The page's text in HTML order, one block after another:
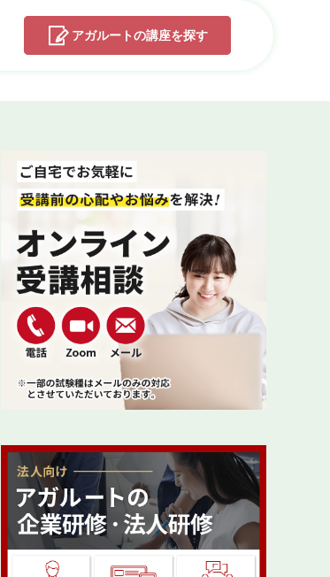
アガルートの講座を探す